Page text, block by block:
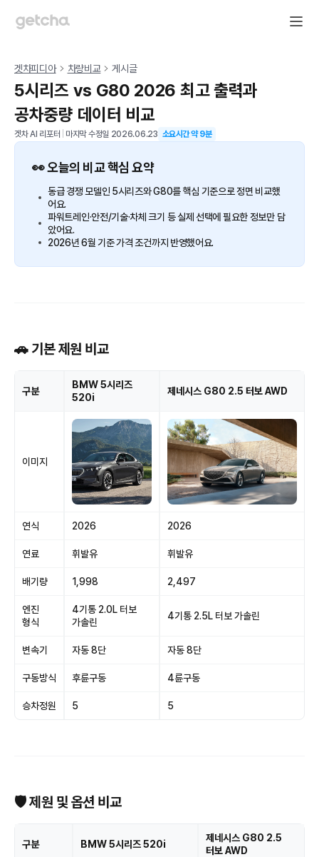
겟차피디아 차량비교 게시글
5시리즈 vs G80 2026 최고 출력과
공차중량 데이터 비교
겟차 AI 리포터 마지막 수정일 2026.06.23 소요시간 약9분
👀 오늘의 비교 핵심 요약
동급 경쟁 모델인 5시리즈와 G80를 핵심 기준으로 정면 비교했
어요.
파워트레인·안전/기술·차체 크기 등 실제 선택에 필요한 정보만 담
았어요.
2026년 6월 기준 가격 조건까지 반영했어요.
🚗 기본 제원 비교
구분
BMW 5시리즈
520i
제네시스 G80 2.5 터보 AWD
이미지
연식 2026 2026
연료 휘발유 휘발유
배기량 1,998 2,497
엔진
형식
4기통 2.0L 터보
가솔린
4기통 2.5L 터보 가솔린
변속기 자동 8단 자동 8단
구동방식 후륜구동 4륜구동
승차정원 5 5
🛡 제원 및 옵션 비교
구분 BMW 5시리즈 520i
제네시스 G80 2.5
터보 AWD